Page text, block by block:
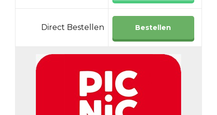
Direct Bestellen Bestellen